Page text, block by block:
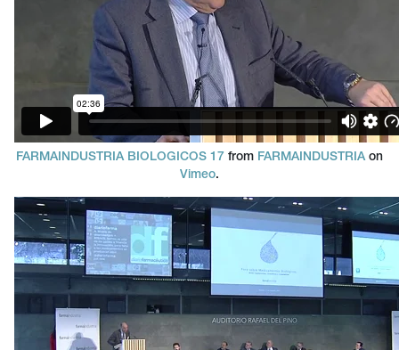
FARMAINDUSTRIA BIOLOGICOS 17 from FARMAINDUSTRIAon
Vimeo.